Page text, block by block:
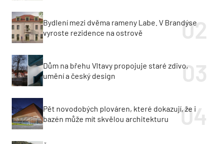
Bydlení mezi dvěma rameny Labe. V Brandýse
vyroste rezidence na ostrově
Dům na břehu Vltavy propojuje staré zdivo,
umění a český design
Pět novodobých plováren, které dokazují, že i
bazén může mít skvělou architekturu